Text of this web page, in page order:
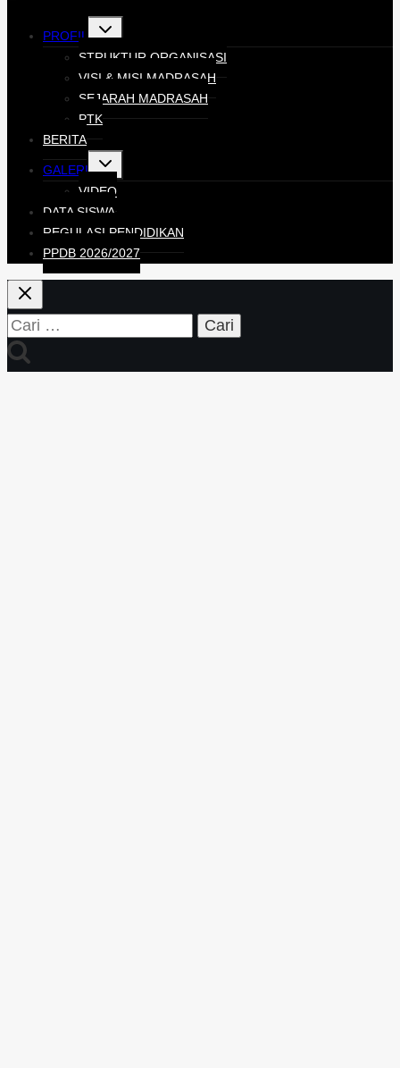
PROFIL
STRUKTUR ORGANISASI
VISI & MISI MADRASAH
SEJARAH MADRASAH
PTK
BERITA
GALERI
VIDEO
DATA SISWA
REGULASI PENDIDIKAN
PPDB 2026/2027